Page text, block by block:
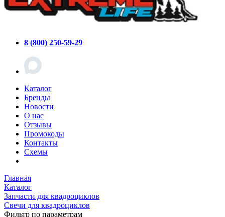
8 (800) 250-59-29
Каталог
Бренды
Новости
О нас
Отзывы
Промокоды
Контакты
Схемы
Главная
Каталог
Запчасти для квадроциклов
Свечи для квадроциклов
Фильтр по параметрам